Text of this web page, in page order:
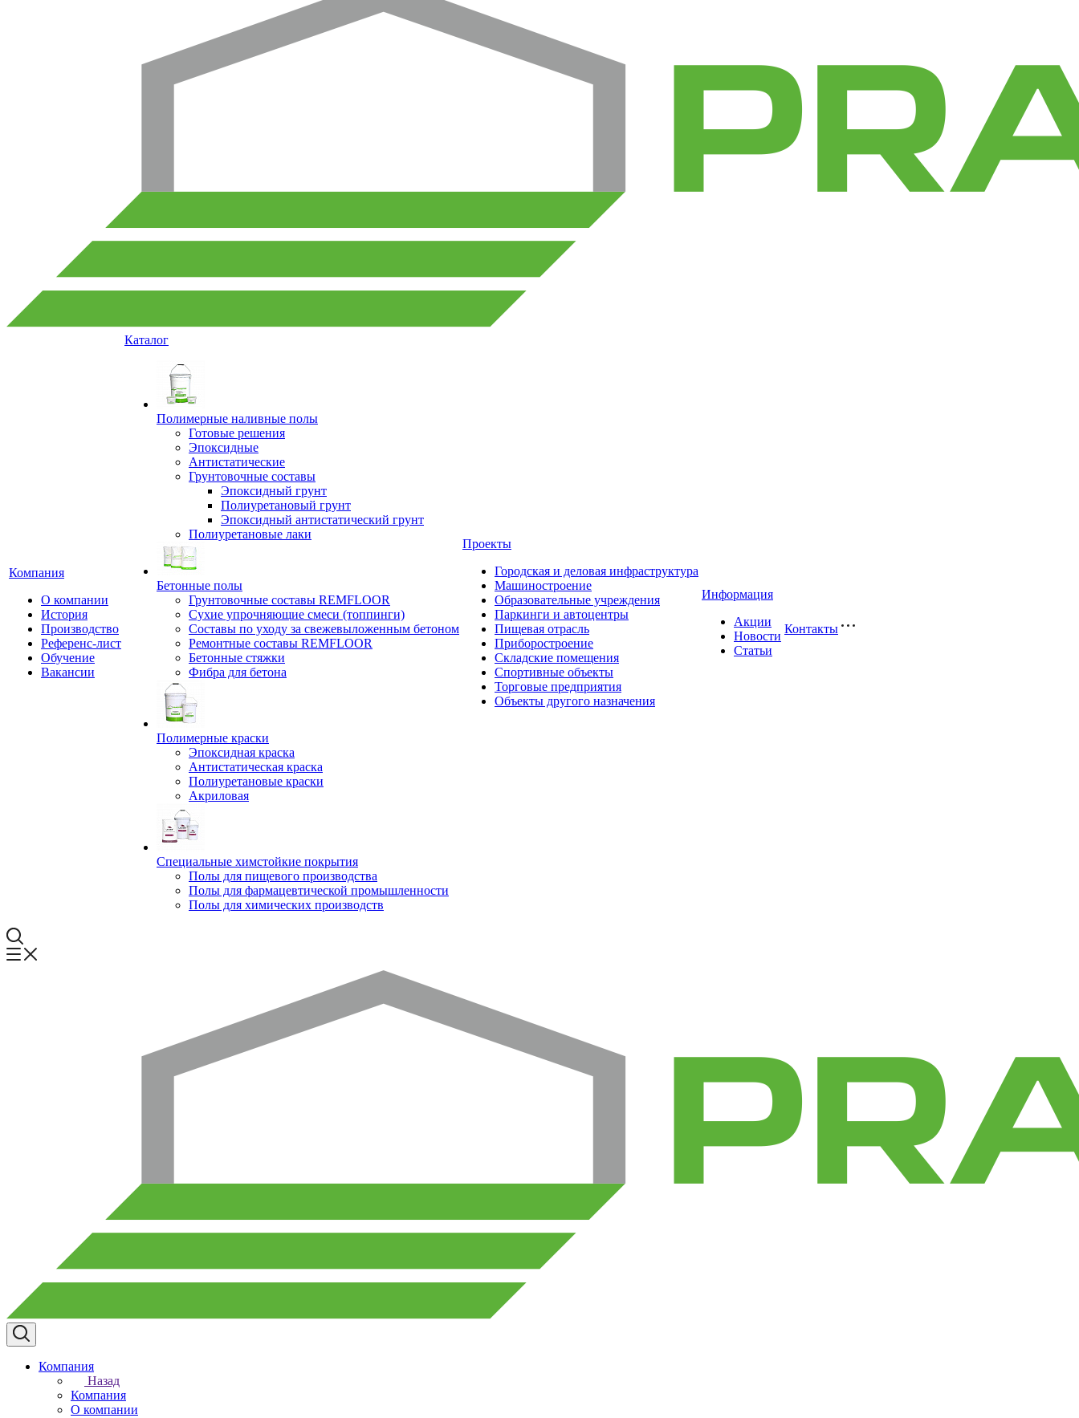
Компания
О компании
История
Производство
Референс-лист
Обучение
Вакансии
Каталог
Полимерные наливные полы
Готовые решения
Эпоксидные
Антистатические
Грунтовочные составы
Эпоксидный грунт
Полиуретановый грунт
Эпоксидный антистатический грунт
Полиуретановые лаки
Бетонные полы
Грунтовочные составы REMFLOOR
Сухие упрочняющие смеси (топпинги)
Составы по уходу за свежевыложенным бетоном
Ремонтные составы REMFLOOR
Бетонные стяжки
Фибра для бетона
Полимерные краски
Эпоксидная краска
Антистатическая краска
Полиуретановые краски
Акриловая
Специальные химстойкие покрытия
Полы для пищевого производства
Полы для фармацевтической промышленности
Полы для химических производств
Проекты
Городская и деловая инфраструктура
Машиностроение
Образовательные учреждения
Паркинги и автоцентры
Пищевая отрасль
Приборостроение
Складские помещения
Спортивные объекты
Торговые предприятия
Объекты другого назначения
Информация
Акции
Новости
Статьи
Контакты
Компания
Назад
Компания
О компании